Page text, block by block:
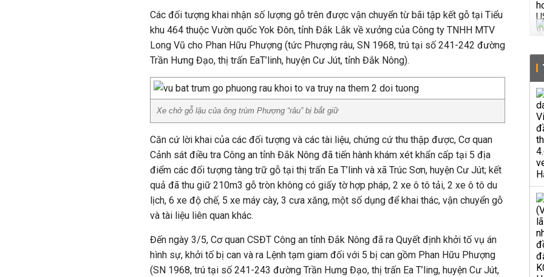
Các đối tượng khai nhận số lượng gỗ trên được vận chuyển từ bãi tập kết gỗ tại Tiểu
khu 464 thuộc Vườn quốc Yok Đôn, tỉnh Đắk Lắk về xưởng của Công ty TNHH MTV
Long Vũ cho Phan Hữu Phượng (tức Phượng râu, SN 1968, trú tại số 241-242 đường
Trần Hưng Đạo, thị trấn EaT’linh, huyện Cư Jút, tỉnh Đắk Nông).
Xe chở gỗ lậu của ông trùm Phượng “râu” bị bắt giữ
Căn cứ lời khai của các đối tượng và các tài liệu, chứng cứ thu thập được, Cơ quan
Cảnh sát điều tra Công an tỉnh Đắk Nông đã tiến hành khám xét khẩn cấp tại 5 địa
điểm các đối tượng tàng trữ gỗ tại thị trấn Ea T’linh và xã Trúc Sơn, huyện Cư Jút; kết
quả đã thu giữ 210m3 gỗ tròn không có giấy tờ hợp pháp, 2 xe ô tô tải, 2 xe ô tô du
lịch, 6 xe độ chế, 5 xe máy cày, 3 cưa xăng, một số dụng để khai thác, vận chuyển gỗ
và tài liệu liên quan khác.
Đến ngày 3/5, Cơ quan CSĐT Công an tỉnh Đắk Nông đã ra Quyết định khởi tố vụ án
hình sự, khởi tố bị can và ra Lệnh tạm giam đối với 5 bị can gồm Phan Hữu Phượng
(SN 1968, trú tại số 241-243 đường Trần Hưng Đạo, thị trấn Ea T’ling, huyện Cư Jút,